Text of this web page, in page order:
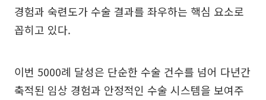
경험과 숙련도가 수술 결과를 좌우하는 핵심 요소로
꼽히고 있다.
이번 5000례 달성은 단순한 수술 건수를 넘어 다년간
축적된 임상 경험과 안정적인 수술 시스템을 보여주